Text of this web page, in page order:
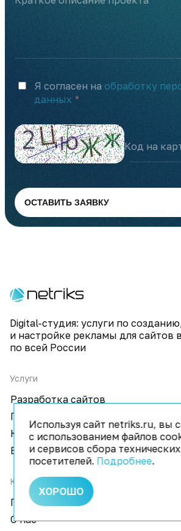
Я согласен на обработку
данных
Код на
ОСТАВИТЬ ЗАЯВКУ
Digital-студия: услуги по
и настройке рекламы для сайтов
по всей России
Услуги
Разработка сайтов
Продвижение
Контекстная реклама
Виртуальные туры
Компания
Портфолио
О нас
Используя сайт netriks.ru, вы
с использованием файлов
и сервисов сбора
посетителей. Подробнее.
ХОРОШО